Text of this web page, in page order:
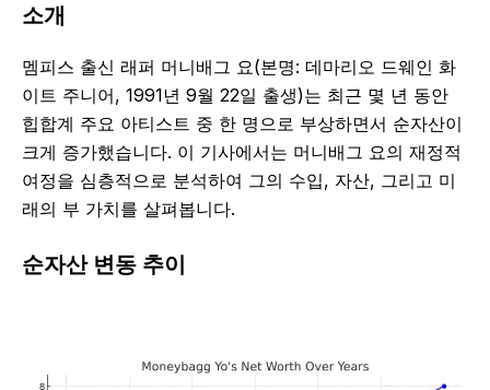
소개
멤피스 출신 래퍼 머니배그 요(본명: 데마리오 드웨인 화
이트 주니어, 1991년 9월 22일 출생)는 최근 몇 년 동안
힙합계 주요 아티스트 중 한 명으로 부상하면서 순자산이
크게 증가했습니다. 이 기사에서는 머니배그 요의 재정적
여정을 심층적으로 분석하여 그의 수입, 자산, 그리고 미
래의 부 가치를 살펴봅니다.
순자산 변동 추이